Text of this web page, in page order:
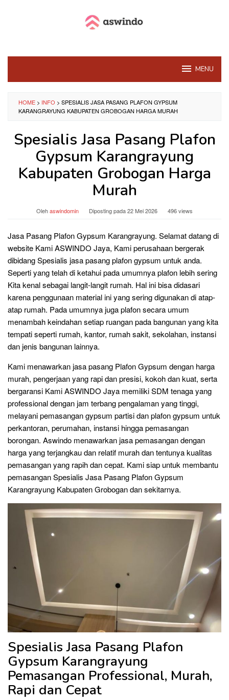
MENU
HOME > INFO > SPESIALIS JASA PASANG PLAFON GYPSUM
KARANGRAYUNG KABUPATEN GROBOGAN HARGA MURAH
Spesialis Jasa Pasang Plafon
Gypsum Karangrayung
Kabupaten Grobogan Harga
Murah
Olehaswindomin Diposting pada22 Mei 2026 496 views
Jasa Pasang Plafon Gypsum Karangrayung. Selamat datang di
website Kami ASWINDO Jaya, Kami perusahaan bergerak
dibidang Spesialis jasa pasang plafon gypsum untuk anda.
Seperti yang telah di ketahui pada umumnya plafon lebih sering
Kita kenal sebagai langit-langit rumah. Hal ini bisa didasari
karena penggunaan material ini yang sering digunakan di atap-
atap rumah. Pada umumnya juga plafon secara umum
menambah keindahan setiap ruangan pada bangunan yang kita
tempati seperti rumah, kantor, rumah sakit, sekolahan, instansi
dan jenis bangunan lainnya.
Kami menawarkan jasa pasang Plafon Gypsum dengan harga
murah, pengerjaan yang rapi dan presisi, kokoh dan kuat, serta
bergaransi Kami ASWINDO Jaya memiliki SDM tenaga yang
professional dengan jam terbang pengalaman yang tinggi,
melayani pemasangan gypsum partisi dan plafon gypsum untuk
perkantoran, perumahan, instansi hingga pemasangan
borongan. Aswindo menawarkan jasa pemasangan dengan
harga yang terjangkau dan relatif murah dan tentunya kualitas
pemasangan yang rapih dan cepat. Kami siap untuk membantu
pemasangan Spesialis Jasa Pasang Plafon Gypsum
Karangrayung Kabupaten Grobogan dan sekitarnya.
Spesialis Jasa Pasang Plafon
Gypsum Karangrayung
Pemasangan Professional, Murah,
Rapi dan Cepat